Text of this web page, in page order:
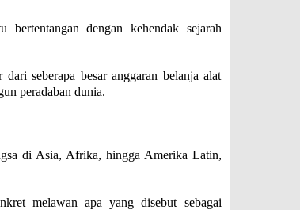
dengan kehendak sejarah
seberapa besar anggaran belanja alat
peradaban dunia.
di Asia, Afrika, hingga Amerika Latin,
melawan apa yang disebut sebagai